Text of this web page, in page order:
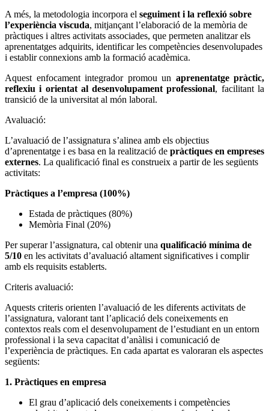
A més, la metodologia incorpora el seguiment i la reflexió sobre
l’experiència viscuda, mitjançant l’elaboració de la memòria de
pràctiques i altres activitats associades, que permeten analitzar els
aprenentatges adquirits, identificar les competències desenvolupades
i establir connexions amb la formació acadèmica.
Aquest enfocament integrador promou un aprenentatge pràctic,
reflexiu i orientat al desenvolupament professional, facilitant la
transició de la universitat al món laboral.
Avaluació:
L’avaluació de l’assignatura s’alinea amb els objectius
d’aprenentatge i es basa en la realització de pràctiques en empreses
externes. La qualificació final es construeix a partir de les següents
activitats:
Pràctiques a l’empresa (100%)
Estada de pràctiques (80%)
Memòria Final (20%)
Per superar l’assignatura, cal obtenir una qualificació mínima de
5/10 en les activitats d’avaluació altament significatives i complir
amb els requisits establerts.
Criteris avaluació:
Aquests criteris orienten l’avaluació de les diferents activitats de
l’assignatura, valorant tant l’aplicació dels coneixements en
contextos reals com el desenvolupament de l’estudiant en un entorn
professional i la seva capacitat d’anàlisi i comunicació de
l’experiència de pràctiques. En cada apartat es valoraran els aspectes
següents:
1. Pràctiques en empresa
El grau d’aplicació dels coneixements i competències